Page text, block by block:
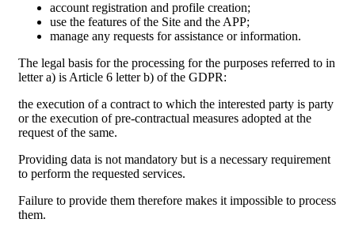
account registration and profile creation;
use the features of the Site and the APP;
manage any requests for assistance or information.
The legal basis for the processing for the purposes referred to in
letter a) is Article 6 letter b) of the GDPR:
the execution of a contract to which the interested party is party
or the execution of pre-contractual measures adopted at the
request of the same.
Providing data is not mandatory but is a necessary requirement
to perform the requested services.
Failure to provide them therefore makes it impossible to process
them.